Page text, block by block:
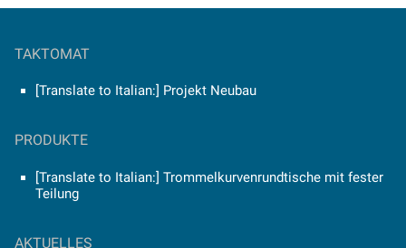
TAKTOMAT
[Translate to Italian:] Projekt Neubau
PRODUKTE
[Translate to Italian:] Trommelkurvenrundtische mit fester
Teilung
AKTUELLES